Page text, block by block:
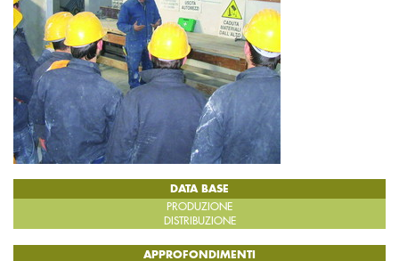
DATA BASE
PRODUZIONE
DISTRIBUZIONE
APPROFONDIMENTI